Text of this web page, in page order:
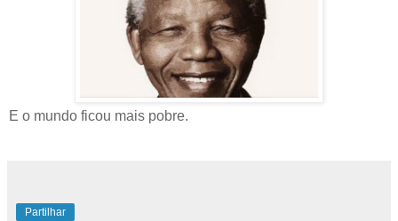
E o mundo ficou mais pobre.
Partilhar